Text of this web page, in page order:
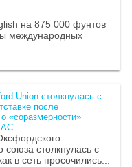
на 875 000 фунтов
международных
Union столкнулась с
после
«соразмерности»
союза столкнулась с
в сеть просочились...